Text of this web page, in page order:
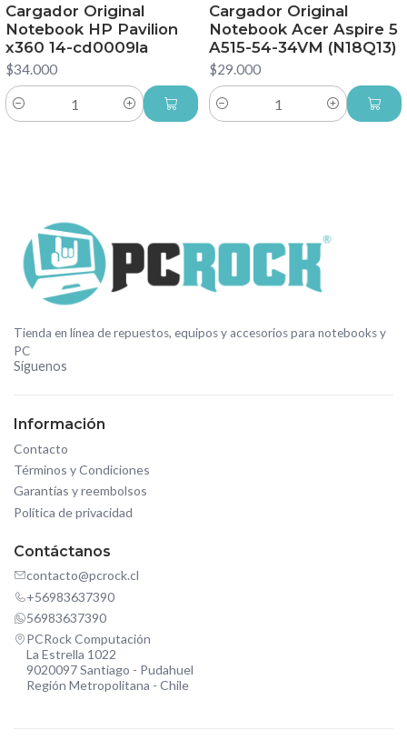
Cargador Original
Notebook HP Pavilion
x360 14-cd0009la
$34.000
Cantidad
Cargador Original
Notebook Acer Aspire 5
A515-54-34VM (N18Q13)
$29.000
Cantidad
Tienda en línea de repuestos, equipos y accesorios para notebooks y
PC
Síguenos
Información
Contacto
Términos y Condiciones
Garantías y reembolsos
Política de privacidad
Contáctanos
contacto@pcrock.cl
+56983637390
56983637390
PCRock Computación
La Estrella 1022
9020097 Santiago - Pudahuel
Región Metropolitana - Chile